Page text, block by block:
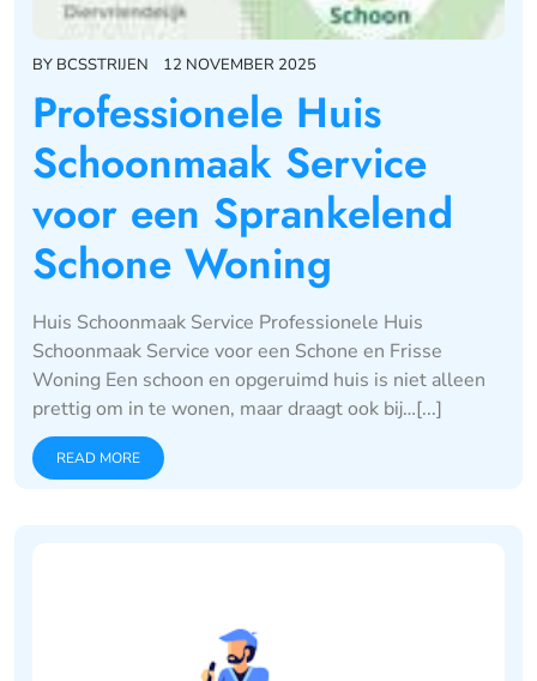
BY BCSSTRIJEN 12 NOVEMBER 2025
Professionele Huis
Schoonmaak Service
voor een Sprankelend
Schone Woning
Huis Schoonmaak Service Professionele Huis
Schoonmaak Service voor een Schone en Frisse
Woning Een schoon en opgeruimd huis is niet alleen
prettig om in te wonen, maar draagt ook bij…[...]
READ MORE